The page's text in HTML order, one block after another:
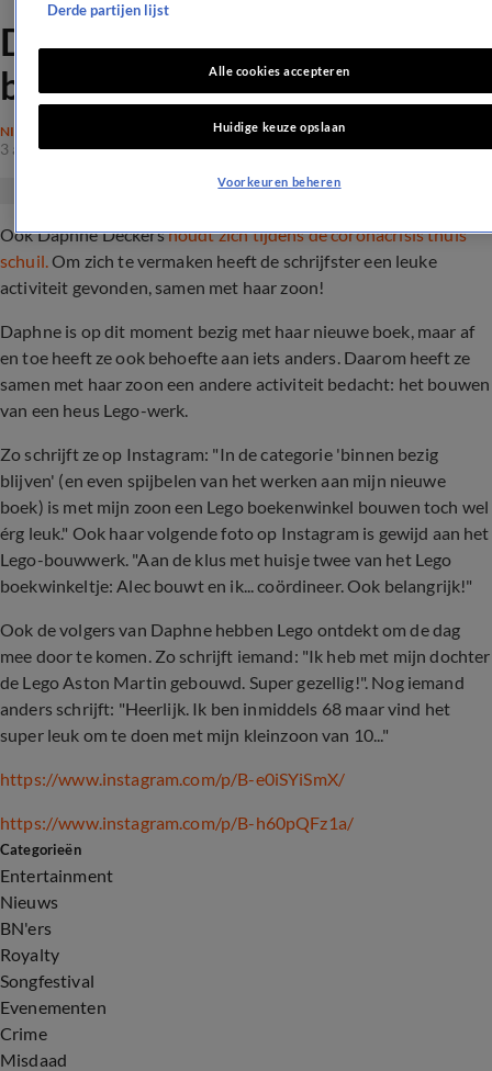
Dít houdt Daphne Deckers
bezig tijdens coronacrisis
NIEUWS
3 apr 2020, 21:36
Ook Daphne Deckershoudt zich tijdens de coronacrisis thuis
schuil.Om zich te vermaken heeft de schrijfster een leuke
activiteit gevonden, samen met haar zoon!
Daphne is op dit moment bezig met haar nieuwe boek, maar af
en toe heeft ze ook behoefte aan iets anders. Daarom heeft ze
samen met haar zoon een andere activiteit bedacht: het bouwen
van een heus Lego-werk.
Zo schrijft ze op Instagram: "In de categorie 'binnen bezig
blijven' (en even spijbelen van het werken aan mijn nieuwe
boek) is met mijn zoon een Lego boekenwinkel bouwen toch wel
érg leuk." Ook haar volgende foto op Instagram is gewijd aan het
Lego-bouwwerk. "Aan de klus met huisje twee van het Lego
boekwinkeltje: Alec bouwt en ik... coördineer. Ook belangrijk!"
Ook de volgers van Daphne hebben Lego ontdekt om de dag
mee door te komen. Zo schrijft iemand: "Ik heb met mijn dochter
de Lego Aston Martin gebouwd. Super gezellig!". Nog iemand
anders schrijft: "Heerlijk. Ik ben inmiddels 68 maar vind het
super leuk om te doen met mijn kleinzoon van 10..."
https://www.instagram.com/p/B-e0iSYiSmX/
https://www.instagram.com/p/B-h60pQFz1a/
Categorieën
Entertainment
Nieuws
BN'ers
Royalty
Songfestival
Evenementen
Crime
Misdaad
Derde partijen lijst
Alle cookies accepteren
Huidige keuze opslaan
Voorkeuren beheren